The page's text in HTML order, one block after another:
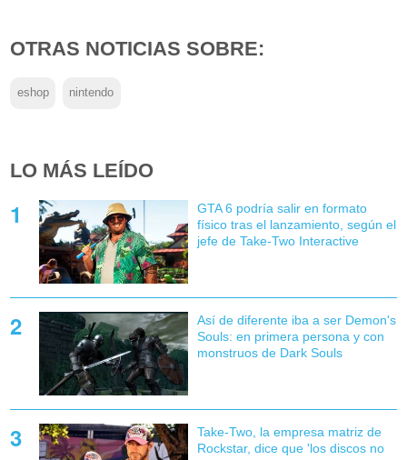
OTRAS NOTICIAS SOBRE:
eshop nintendo
LO MÁS LEÍDO
GTA 6 podría salir en formato
físico tras el lanzamiento, según el
jefe de Take-Two Interactive
Así de diferente iba a ser Demon's
Souls: en primera persona y con
monstruos de Dark Souls
Take-Two, la empresa matriz de
Rockstar, dice que 'los discos no